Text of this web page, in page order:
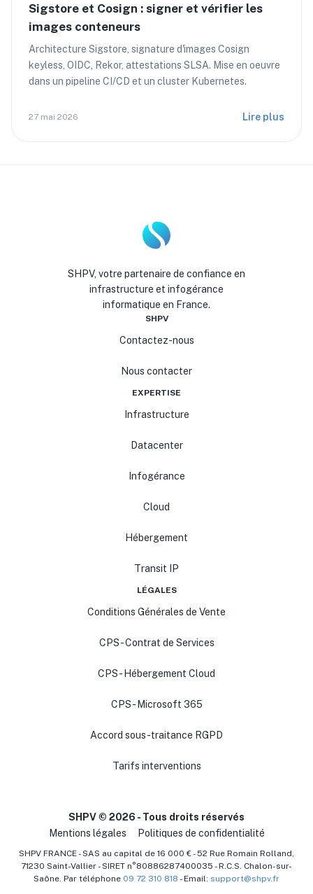
Sigstore et Cosign : signer et vérifier les
images conteneurs
Architecture Sigstore, signature d'images Cosign
keyless, OIDC, Rekor, attestations SLSA. Mise en oeuvre
dans un pipeline CI/CD et un cluster Kubernetes.
27 mai 2026 Lire plus
SHPV, votre partenaire de confiance en
infrastructure et infogérance
informatique en France.
SHPV
Contactez-nous
Nous contacter
EXPERTISE
Infrastructure
Datacenter
Infogérance
Cloud
Hébergement
Transit IP
LÉGALES
Conditions Générales de Vente
CPS - Contrat de Services
CPS - Hébergement Cloud
CPS - Microsoft 365
Accord sous-traitance RGPD
Tarifs interventions
SHPV © 2026 - Tous droits réservés
Mentions légales
Politiques de confidentialité
SHPV FRANCE - SAS au capital de 16 000 € - 52 Rue Romain Rolland,
71230 Saint-Vallier - SIRET n°80886287400035 - R.C.S. Chalon-sur-
Saône. Par téléphone 09 72 310 818 - Email: support@shpv.fr